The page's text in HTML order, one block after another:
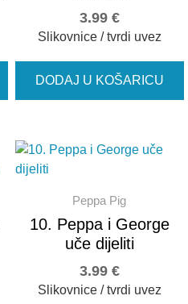
3.99 €
Slikovnice / tvrdi uvez
DODAJ U KOŠARICU
Peppa Pig
10. Peppa i George
uče dijeliti
3.99 €
Slikovnice / tvrdi uvez